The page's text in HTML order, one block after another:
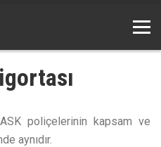
poliçelerinin kapsam ve
aynıdır.